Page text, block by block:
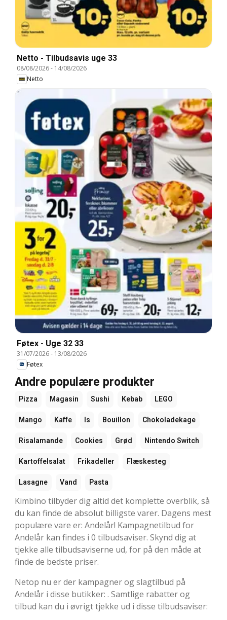
Netto - Tilbudsavis uge 33
08/08/2026- 14/08/2026
Netto
Føtex - Uge 32 33
31/07/2026- 13/08/2026
Føtex
Andre populære produkter
Pizza Magasin Sushi Kebab LEGO
Mango Kaffe Is Bouillon Chokoladekage
Risalamande Cookies Grød Nintendo Switch
Kartoffelsalat Frikadeller Flæskesteg
Lasagne Vand Pasta
Kimbino tilbyder dig altid det komplette overblik, så
du kan finde de absolut billigste varer. Dagens mest
populære vare er: Andelår! Kampagnetilbud for
Andelår kan findes i 0 tilbudsaviser. Skynd dig at
tjekke alle tilbudsaviserne ud, for på den måde at
finde de bedste priser.
Netop nu er der kampagner og slagtilbud på
Andelår i disse butikker: . Samtlige rabatter og
tilbud kan du i øvrigt tjekke ud i disse tilbudsaviser: